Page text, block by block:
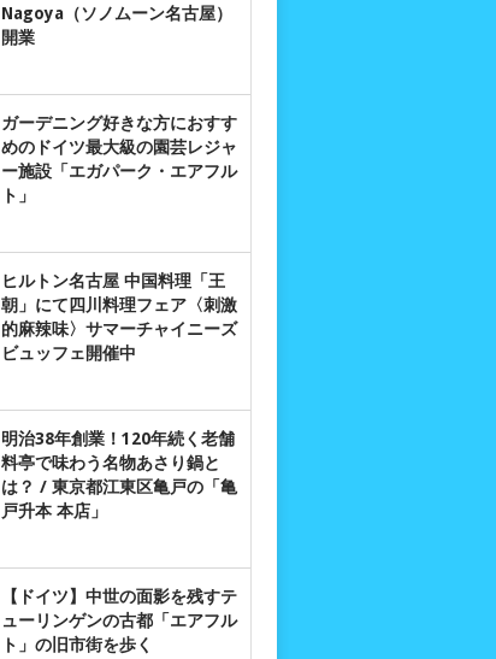
Nagoya（ソノムーン名古屋）
開業
ガーデニング好きな方におすす
めのドイツ最大級の園芸レジャ
ー施設「エガパーク・エアフル
ト」
ヒルトン名古屋 中国料理「王
朝」にて四川料理フェア〈刺激
的麻辣味〉サマーチャイニーズ
ビュッフェ開催中
明治38年創業！120年続く老舗
料亭で味わう名物あさり鍋と
は？ / 東京都江東区亀戸の「亀
戸升本 本店」
【ドイツ】中世の面影を残すテ
ューリンゲンの古都「エアフル
ト」の旧市街を歩く